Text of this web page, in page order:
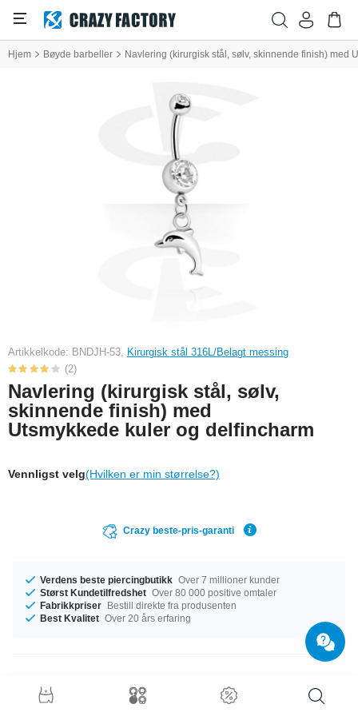
Hjem Bøyde barbeller Navlering (kirurgisk stål, sølv, skinnende finish) med
Artikkelkode: BNDJH-53, Kirurgisk stål 316L/Belagt messing
(2)
Navlering (kirurgisk stål, sølv,
skinnende finish) med
Utsmykkede kuler og delfincharm
Vennligst velg(Hvilken er min størrelse?)
Crazy beste-pris-garanti
Verdens beste piercingbutikk Over 7 millioner kunder
Størst Kundetilfredshet Over 80 000 positive omtaler
Fabrikkpriser Bestill direkte fra produsenten
Best Kvalitet Over 20 års erfaring
Produktdetaljer